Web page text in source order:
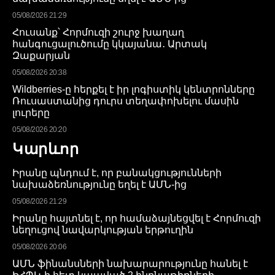
05/08/2026 21:29
Հուսանք՝ Հորմուզի շուրջ խաղաղ
հանգուցալուծումը կկայանա․ Արտակ
Զաքարյան
05/08/2026 20:38
Wildberries-ը հերքել է իր լոգիստիկ կենտրոնները
Ռուսաստանից դուրս տեղափոխելու մասին
լուրերը
05/08/2026 20:20
Կարևոր
Իրանը պնդում է, որ բանակցությունների
նախաձեռնությունը եղել է ԱՄՆ-ից
05/08/2026 21:29
Իրանը հայտնել է, որ համաձայնեցվել է Հորմուզի
նեղուցով նավարկության երթուղին
05/08/2026 20:06
ԱՄՆ ֆինանսների նախարարությունը հանել է